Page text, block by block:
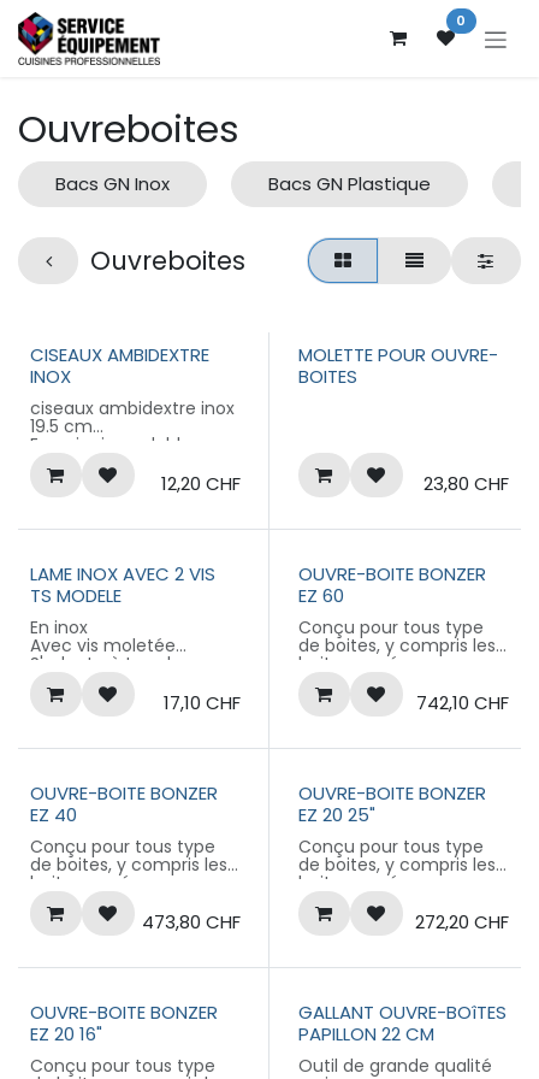
Se rendre au contenu 0
Ouvreboites
Bacs GN Inox Bacs GN Plastique
Ouvreboites
CISEAUX AMBIDEXTRE
INOX
ciseaux ambidextre inox
19.5 cm
En acier inoxydable
Anneaux en plastique
12,20 CHF
MOLETTE POUR OUVRE-
BOITES
23,80 CHF
LAME INOX AVEC 2 VIS
TS MODELE
En inox
Avec vis moletée
S'adapte à tous les
modèles
17,10 CHF
OUVRE-BOITE BONZER
EZ 60
Conçu pour tous type
de boites, y compris les
boites carrées
Garantie 3 ans (hors
couteau et molette)
Tige et socle en inox
une meilleur découpe
composite
La tête se démonte
facilement, sans outil,
pour le nettoyage du
couteau
Lame en acier traité
antibactéries
ralentissant leur
prolifération
742,10 CHF
OUVRE-BOITE BONZER
EZ 40
Conçu pour tous type
de boites, y compris les
boites carrées
Garantie 3 ans (hors
couteau et molette)
Tige et socle en inox
une meilleur découpe
composite
La tête se démonte
facilement, sans outil,
pour le nettoyage du
473,80 CHF
OUVRE-BOITE BONZER
EZ 20 25"
Conçu pour tous type
de boites, y compris les
boites carrées
Garantie 3 ans (hors
couteau et molette)
Tige et socle en inox
une meilleur découpe
composite
La tête se démonte
facilement, sans outil,
pour le nettoyage du
272,20 CHF
OUVRE-BOITE BONZER
EZ 20 16"
Conçu pour tous type
GALLANT OUVRE-BOîTES
PAPILLON 22 CM
Outil de grande qualité